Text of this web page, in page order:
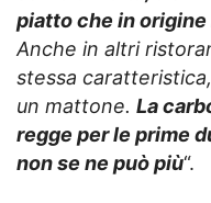
piatto che in
Anche in altri
stessa
un mattone. La
regge per le prime
non se ne può più“.